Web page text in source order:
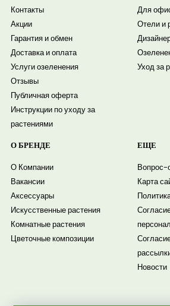
Контакты
Акции
Гарантия и обмен
Доставка и оплата
Услуги озеленения
Отзывы
Публичная оферта
Инструкции по уходу за
растениями
Для
Отели и
Уход за
О БРЕНДЕ
О Компании
Вакансии
Аксессуары
Искусственные растения
Комнатные растения
Цветочные композиции
ЕЩЕ
Вопрос-
Карта
Новости